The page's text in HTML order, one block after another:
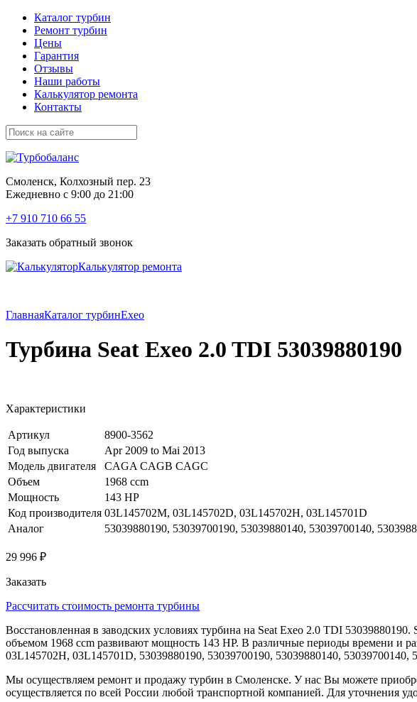
Каталог турбин
Ремонт турбин
Цены
Гарантия
Отзывы
Наши работы
Калькулятор ремонта
Контакты
Смоленск, Колхозный пер. 23
Ежедневно с 9:00 до 21:00
+7 910 710 66 55
Заказать обратный звонок
Калькулятор ремонта
ГлавнаяКаталог турбинExeo
Турбина Seat Exeo 2.0 TDI 53039880190
Характеристики
Артикул
8900-3562
Год выпуска
Apr 2009 to Mai 2013
Модель двигателя
CAGA CAGB CAGC
Объем
1968 ccm
Мощность
143 HP
Код производителя 03L145702M, 03L145702D, 03L145702H, 03L145701D
Аналог
53039880190, 53039700190, 53039880140, 53039700140,
29 996 ₽
Заказать
Рассчитать стоимость ремонта турбины
Восстановленная в заводских условиях турбина на Seat Exeo 2.0 TDI
объемом 1968 ccm развивают мощность 143 HP. В различные периоды времени и
03L145702H, 03L145701D, 53039880190, 53039700190, 53039880140,
Мы осуществляем ремонт и продажу турбин в Смоленске. У нас Вы можете
осуществляется по всей России любой транспортной компанией. Для уточнения